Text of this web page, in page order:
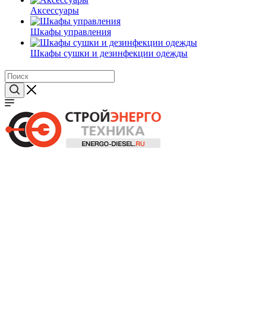
Аксессуары
Шкафы управления
Шкафы сушки и дезинфекции одежды